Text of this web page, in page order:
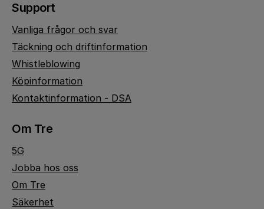
Support
Vanliga frågor och svar
Täckning och driftinformation
Whistleblowing
Köpinformation
Kontaktinformation - DSA
Om Tre
5G
Jobba hos oss
Om Tre
Säkerhet